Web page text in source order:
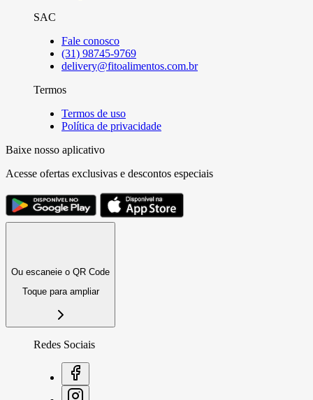
SAC
Fale conosco
(31) 98745-9769
delivery@fitoalimentos.com.br
Termos
Termos de uso
Política de privacidade
Baixe nosso aplicativo
Acesse ofertas exclusivas e descontos especiais
Ou escaneie o QR Code
Toque para ampliar
Redes Sociais